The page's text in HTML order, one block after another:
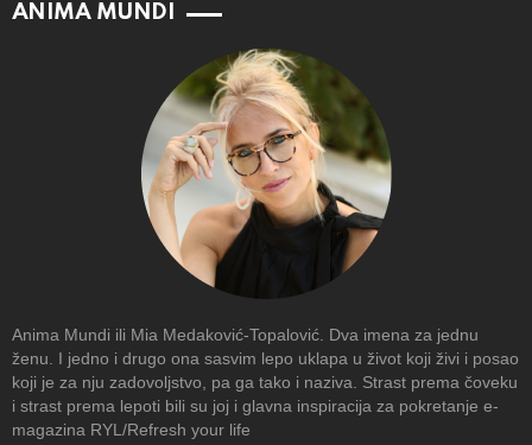
ANIMA MUNDI
Anima Mundi ili Mia Medaković-Topalović. Dva imena za jednu
ženu. I jedno i drugo ona sasvim lepo uklapa u život koji živi i posao
koji je za nju zadovoljstvo, pa ga tako i naziva. Strast prema čoveku
i strast prema lepoti bili su joj i glavna inspiracija za pokretanje e-
magazina RYL/Refresh your life